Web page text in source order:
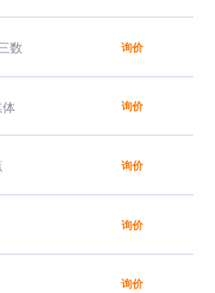
服务器，云计算、
直接对标，品牌一
位，还有中国云属
数 询价
询价
询价
询价
询价